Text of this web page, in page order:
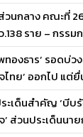
นกลาง คณะที่
ราย – กรรม
ทองธาร’ รอด
ทย’ ออกไป แต่ยื่
ะเด็นสำคัญ ‘บี
ส่วนประเด็นนา